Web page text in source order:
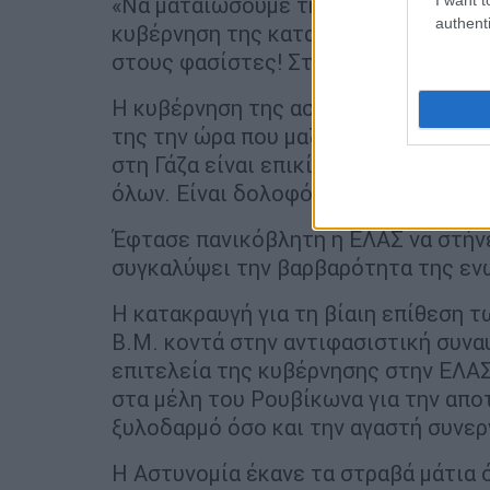
κυβέρνηση της καταστολής, του
στους φασίστες! Στο πλευρό της
Η κυβέρνηση της αστυνομικής
της την ώρα που μαζί στηρίζουν και
στη Γάζα είναι επικίνδυνη για τις
όλων. Είναι δολοφόνοι και είναι
Έφτασε πανικόβλητη η ΕΛΑΣ να
συγκαλύψει την βαρβαρότητα της
Η κατακραυγή για τη βίαιη επίθεση
Β.Μ. κοντά στην αντιφασιστική
επιτελεία της κυβέρνησης στην
στα μέλη του Ρουβίκωνα για την
ξυλοδαρμό όσο και την αγαστή
Η Αστυνομία έκανε τα στραβά μάτια